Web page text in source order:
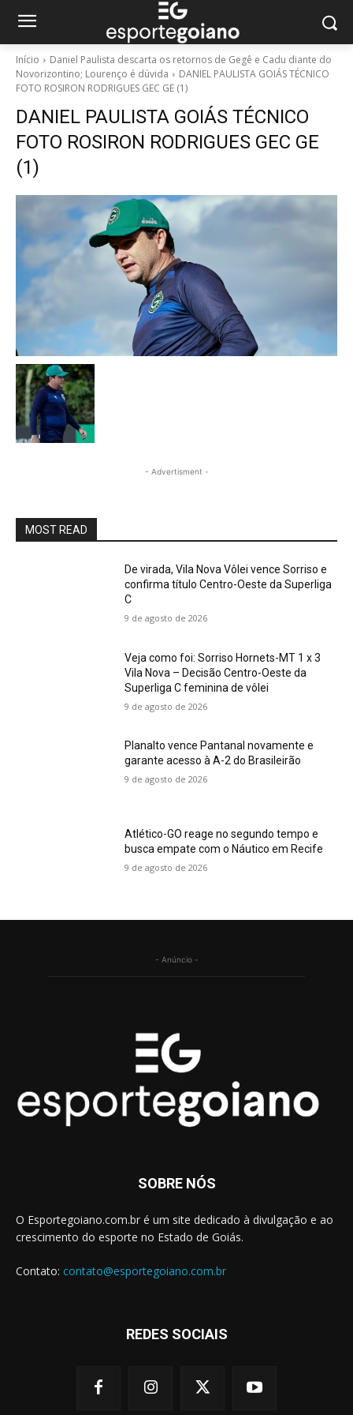
Início
Daniel Paulista descarta os retornos de Gegê e Cadu diante do
Novorizontino; Lourenço é dúvida
DANIEL PAULISTA GOIÁS TÉCNICO
FOTO ROSIRON RODRIGUES GEC GE (1)
DANIEL PAULISTA GOIÁS TÉCNICO
FOTO ROSIRON RODRIGUES GEC GE
(1)
- Advertisment -
MOST READ
De virada, Vila Nova Vôlei vence Sorriso e
confirma título Centro-Oeste da Superliga
C
9 de agosto de 2026
Veja como foi: Sorriso Hornets-MT 1 x 3
Vila Nova – Decisão Centro-Oeste da
Superliga C feminina de vôlei
9 de agosto de 2026
Planalto vence Pantanal novamente e
garante acesso à A-2 do Brasileirão
9 de agosto de 2026
Atlético-GO reage no segundo tempo e
busca empate com o Náutico em Recife
9 de agosto de 2026
- Anúncio -
SOBRE NÓS
O Esportegoiano.com.br é um site dedicado à divulgação e ao
crescimento do esporte no Estado de Goiás.
Contato: contato@esportegoiano.com.br
REDES SOCIAIS